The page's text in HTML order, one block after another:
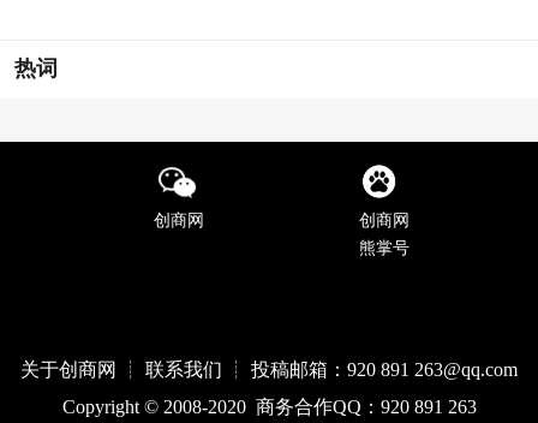
热词
创商网
创商网
熊掌号
关于创商网 ┊ 联系我们 ┊ 投稿邮箱：920 891 263@qq.com
Copyright © 2008-2020 商务合作QQ：920 891 263